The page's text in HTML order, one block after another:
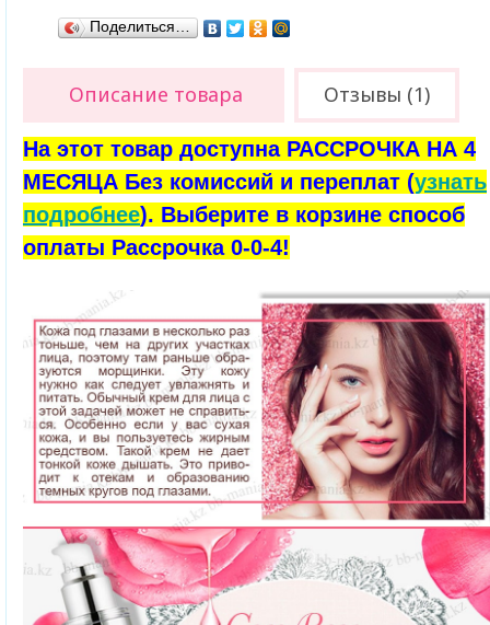
Поделиться…
Описание товара Отзывы (1)
На этот товар доступна РАССРОЧКА НА 4
МЕСЯЦА Без комиссий и переплат (узнать
подробнее). Выберите в корзине способ
оплаты Рассрочка 0-0-4!